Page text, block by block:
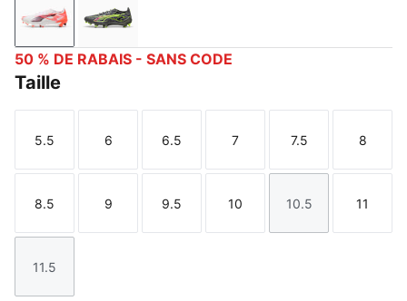
PUMA White-PUMA Black-Glowing Red
Matte Aged Silver-Yellow Alert-Sun Struck
50 % DE RABAIS - SANS CODE
Taille
Taille
5.5
Taille
6
Taille
6.5
Taille
7
Taille
7.5
Taille
8
Taille
8.5
Taille
9
Taille
9.5
Taille
10
Taille
10.5
Taille
11
Taille
11.5